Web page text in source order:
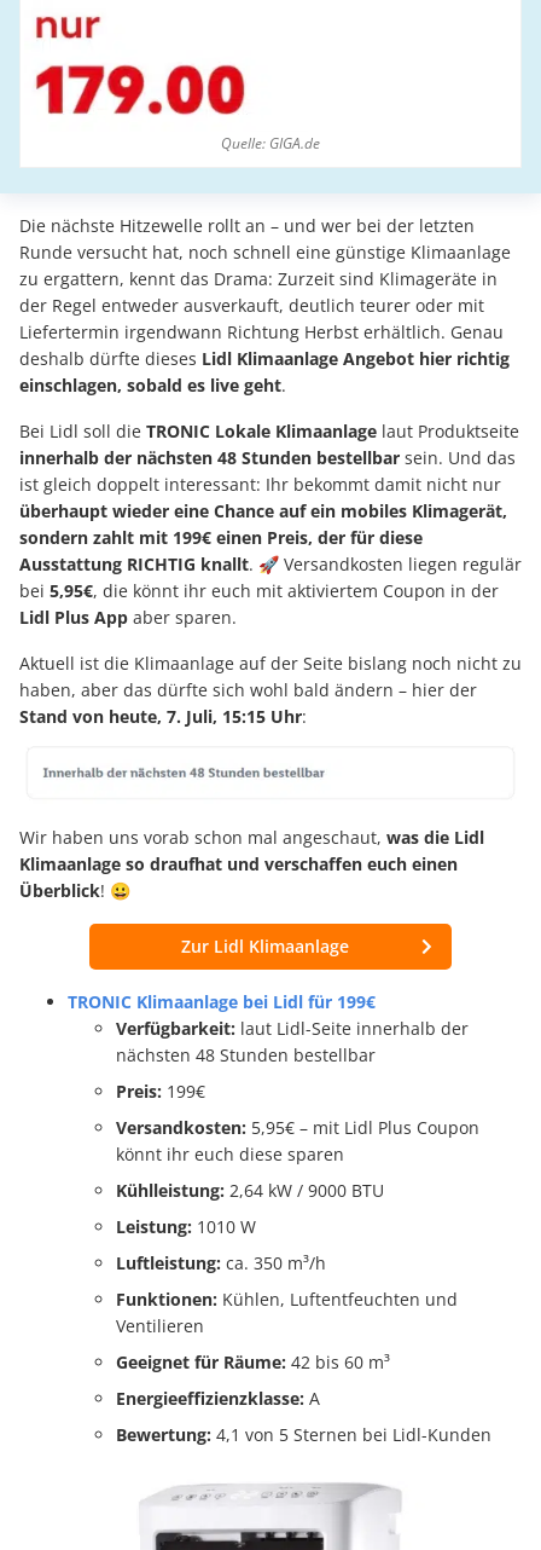
Quelle: GIGA.de
Die nächste Hitzewelle rollt an – und wer bei der letzten
Runde versucht hat, noch schnell eine günstige Klimaanlage
zu ergattern, kennt das Drama: Zurzeit sind Klimageräte in
der Regel entweder ausverkauft, deutlich teurer oder mit
Liefertermin irgendwann Richtung Herbst erhältlich. Genau
deshalb dürfte dieses Lidl Klimaanlage Angebot hier richtig
einschlagen, sobald es live geht.
Bei Lidl soll die TRONIC Lokale Klimaanlage laut Produktseite
innerhalb der nächsten 48 Stunden bestellbar sein. Und das
ist gleich doppelt interessant: Ihr bekommt damit nicht nur
überhaupt wieder eine Chance auf ein mobiles Klimagerät,
sondern zahlt mit 199€ einen Preis, der für diese
Ausstattung RICHTIG knallt. 🚀 Versandkosten liegen regulär
bei 5,95€, die könnt ihr euch mit aktiviertem Coupon in der
Lidl Plus App aber sparen.
Aktuell ist die Klimaanlage auf der Seite bislang noch nicht zu
haben, aber das dürfte sich wohl bald ändern – hier der
Stand von heute, 7. Juli, 15:15 Uhr:
Wir haben uns vorab schon mal angeschaut, was die Lidl
Klimaanlage so draufhat und verschaffen euch einen
Überblick! 😀
Zur Lidl Klimaanlage
TRONIC Klimaanlage bei Lidl für 199€
Verfügbarkeit: laut Lidl-Seite innerhalb der
nächsten 48 Stunden bestellbar
Preis: 199€
Versandkosten: 5,95€ – mit Lidl Plus Coupon
könnt ihr euch diese sparen
Kühlleistung: 2,64 kW / 9000 BTU
Leistung: 1010 W
Luftleistung: ca. 350 m³/h
Funktionen: Kühlen, Luftentfeuchten und
Ventilieren
Geeignet für Räume: 42 bis 60 m³
Energieeffizienzklasse: A
Bewertung: 4,1 von 5 Sternen bei Lidl-Kunden